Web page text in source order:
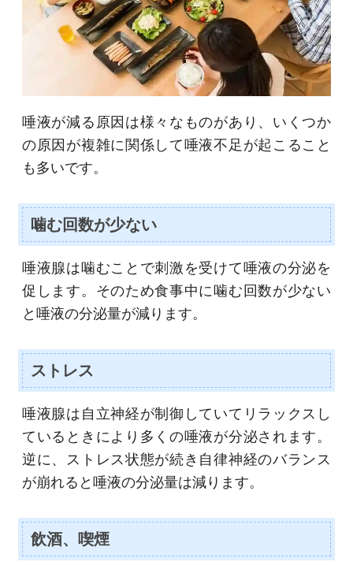
唾液が減る原因は様々なものがあり、いくつか
の原因が複雑に関係して唾液不足が起こること
も多いです。
噛む回数が少ない
唾液腺は噛むことで刺激を受けて唾液の分泌を
促します。そのため食事中に噛む回数が少ない
と唾液の分泌量が減ります。
ストレス
唾液腺は自立神経が制御していてリラックスし
ているときにより多くの唾液が分泌されます。
逆に、ストレス状態が続き自律神経のバランス
が崩れると唾液の分泌量は減ります。
飲酒、喫煙